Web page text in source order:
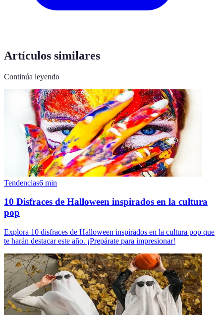
Artículos similares
Continúa leyendo
Tendencias6 min
10 Disfraces de Halloween inspirados en la cultura
pop
Explora 10 disfraces de Halloween inspirados en la cultura pop que
te harán destacar este año. ¡Prepárate para impresionar!